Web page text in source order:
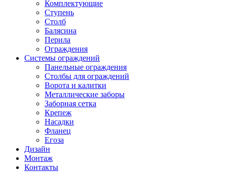
Комплектующие
Ступень
Столб
Балясина
Перила
Ограждения
Системы ограждений
Панельные ограждения
Столбы для ограждений
Ворота и калитки
Металлические заборы
Заборная сетка
Крепеж
Насадки
Фланец
Егоза
Дизайн
Монтаж
Контакты